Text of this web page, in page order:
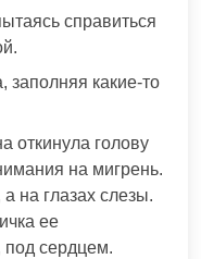
справиться
заполняя какие-то
откинула голову
на мигрень.
на глазах слезы.
ее
под сердцем.